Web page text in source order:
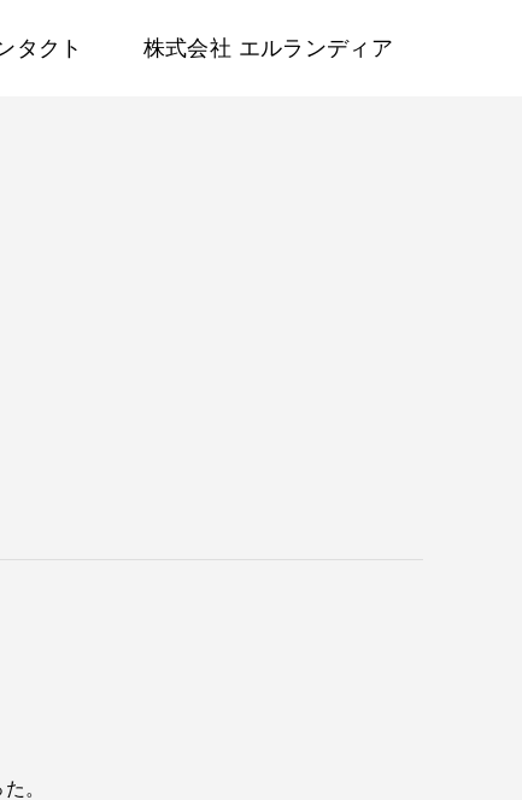
タクト 株式会社 エルランディア
。